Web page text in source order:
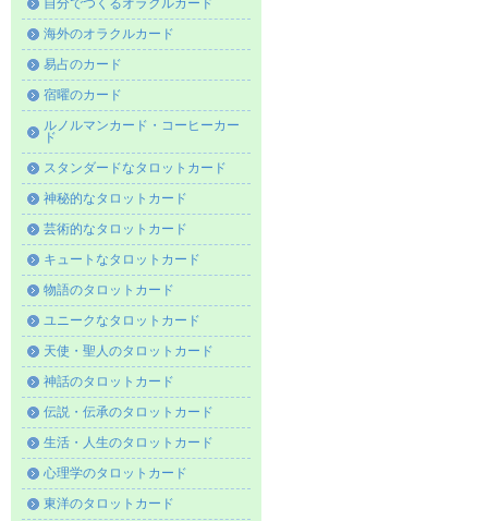
自分でつくるオラクルカード
海外のオラクルカード
易占のカード
宿曜のカード
ルノルマンカード・コーヒーカー
ド
スタンダードなタロットカード
神秘的なタロットカード
芸術的なタロットカード
キュートなタロットカード
物語のタロットカード
ユニークなタロットカード
天使・聖人のタロットカード
神話のタロットカード
伝説・伝承のタロットカード
生活・人生のタロットカード
心理学のタロットカード
東洋のタロットカード